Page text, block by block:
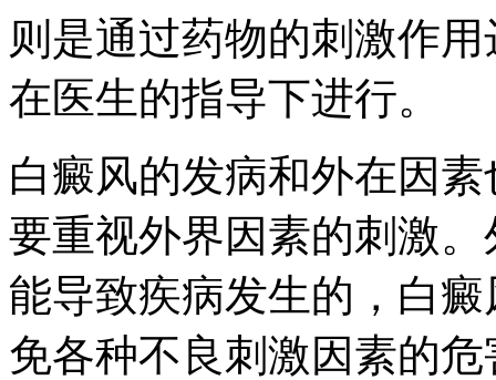
则是通过药物的刺激作
在医生的指导下进行。
白癜风的发病和外在因
要重视外界因素的刺激
能导致疾病发生的，白
免各种不良刺激因素的